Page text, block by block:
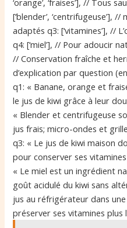
[‘blender’, ‘centrifugeuse’],
adaptés q3: [‘vitamines’], //
q4: [‘miel’], // Pour adoucir
// Conservation fraîche et
d’explication par question
q1: « Banane, orange et
le jus de kiwi grâce à leur
« Blender et centrifugeuse
jus frais; micro-ondes et
q3: « Le jus de kiwi maison
pour conserver ses
« Le miel est un ingrédient
goût acidulé du kiwi sans
jus au réfrigérateur dans
préserver ses vitamines plus